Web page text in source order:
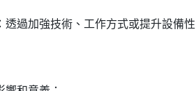
過加強技術、工作方式或提升設備性